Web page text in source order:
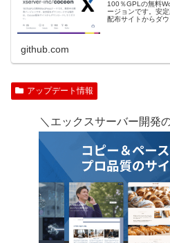
100％GPLの無料
ージョンです。安
配布サイトからダ
github.com
アップデート情報
＼エックスサーバー開発